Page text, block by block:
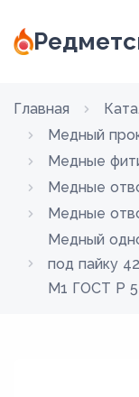
Главная
Медный
Медные
Медные
Медные
Медный
под пайку
М1 ГОСТ Р